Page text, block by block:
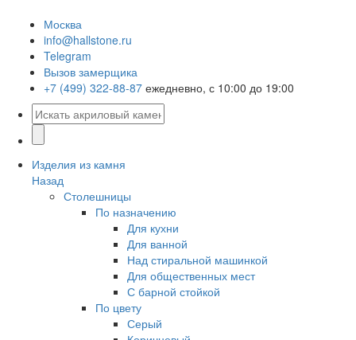
Москва
info@hallstone.ru
Telegram
Вызов замерщика
+7 (499) 322-88-87 ежедневно, с 10:00 до 19:00
Изделия из камня
Назад
Столешницы
По назначению
Для кухни
Для ванной
Над стиральной машинкой
Для общественных мест
С барной стойкой
По цвету
Серый